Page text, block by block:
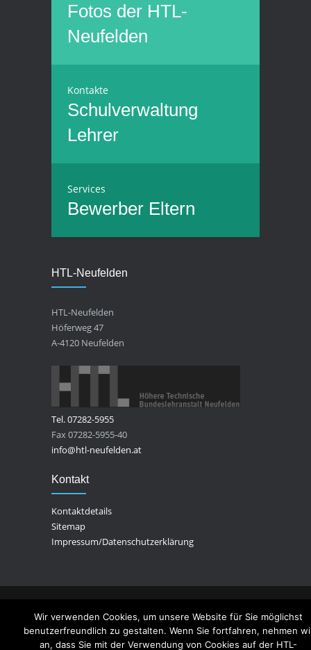
Fotos der HTL-
Neufelden
Kontakte
Schulverwaltung
Lehrer
Services
Bewerber Eltern
HTL-Neufelden
HTL-Neufelden
Höferweg 47
A-4120 Neufelden
Tel. 07282-5955
Fax 07282-5955-40
info@htl-neufelden.at
Kontakt
Kontaktdetails
Sitemap
Impressum/Datenschutzerklärung
© Copyright - HTL-Neufelden
Wir verwenden Cookies, um unsere Website für Sie möglichst
benutzerfreundlich zu gestalten. Wenn Sie fortfahren, nehmen
an, dass Sie mit der Verwendung von Cookies auf der HTL-